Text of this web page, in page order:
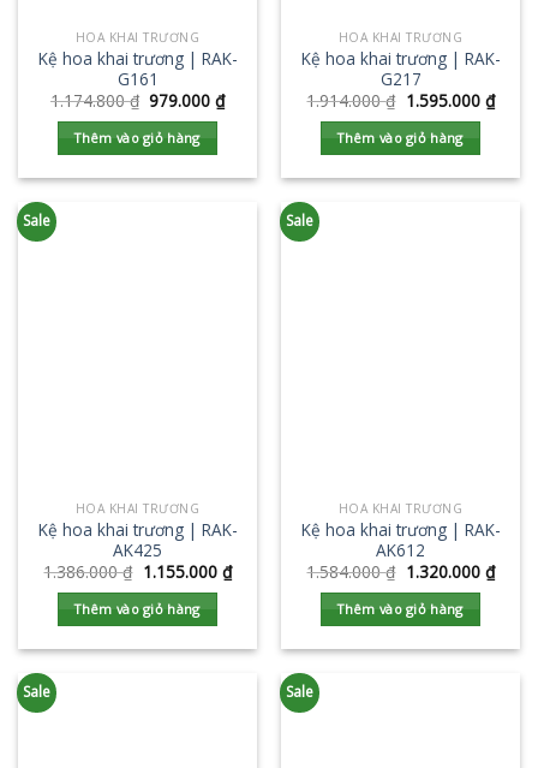
HOA KHAI TRƯƠNG
Kệ hoa khai trương | RAK-
G161
1.174.800₫ 979.000₫
Thêm vào giỏ hàng
HOA KHAI TRƯƠNG
Kệ hoa khai trương | RAK-
G217
1.914.000₫ 1.595.000 ₫
Thêm vào giỏ hàng
Sale
HOA KHAI TRƯƠNG
Kệ hoa khai trương | RAK-
AK425
1.386.000₫ 1.155.000 ₫
Thêm vào giỏ hàng
Sale
HOA KHAI TRƯƠNG
Kệ hoa khai trương | RAK-
AK612
1.584.000₫ 1.320.000 ₫
Thêm vào giỏ hàng
Sale Sale